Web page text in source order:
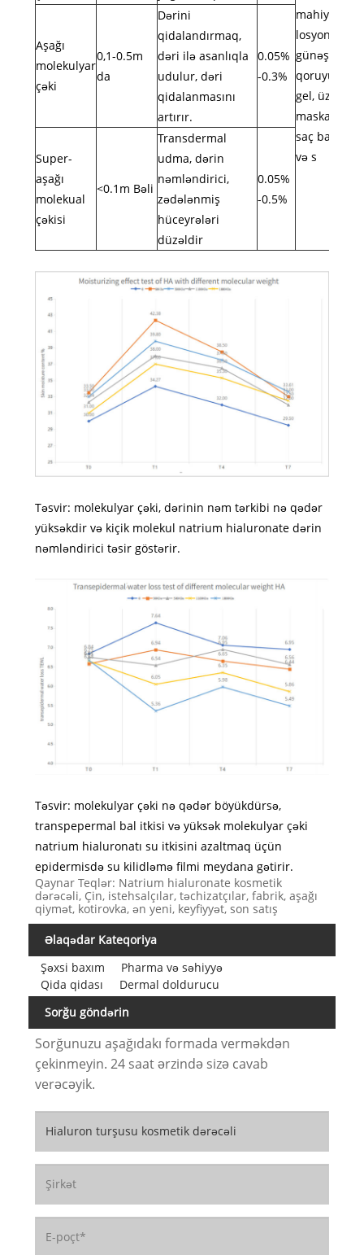
mahiyyət,
losyon,
günəşdən
qoruyucu,
gel, üz
maskası,
saç baxımı
və s
Aşağı
molekulyar
çəki
0,1-0.5m
da
Dərini
qidalandırmaq,
dəri ilə asanlıqla
udulur, dəri
qidalanmasını
artırır.
0.05%
-0.3%
Super-
aşağı
molekual
çəkisi
<0.1m Bəli
Transdermal
udma, dərin
nəmləndirici,
zədələnmiş
hüceyrələri
düzəldir
0.05%
-0.5%
Təsvir: molekulyar çəki, dərinin nəm tərkibi nə qədər
yüksəkdir və kiçik molekul natrium hialuronate dərin
nəmləndirici təsir göstərir.
Təsvir: molekulyar çəki nə qədər böyükdürsə,
transpepermal bal itkisi və yüksək molekulyar çəki
natrium hialuronatı su itkisini azaltmaq üçün
epidermisdə su kilidləmə filmi meydana gətirir.
Qaynar Teqlər: Natrium hialuronate kosmetik
dərəcəli, Çin, istehsalçılar, təchizatçılar, fabrik, aşağı
qiymət, kotirovka, ən yeni, keyfiyyət, son satış
Əlaqədar Kateqoriya
Şəxsi baxım
Pharma və səhiyyə
Qida qidası
Dermal doldurucu
Sorğu göndərin
Sorğunuzu aşağıdakı formada verməkdən
çekinmeyin. 24 saat ərzində sizə cavab
verəcəyik.